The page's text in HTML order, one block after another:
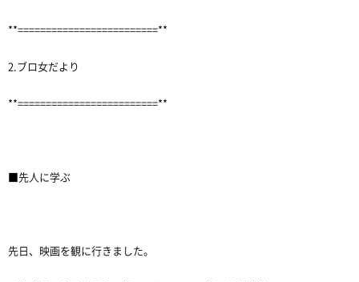
**=========================**
2.ブロ女だより
**=========================**
■先人に学ぶ
先日、映画を観に行きました。